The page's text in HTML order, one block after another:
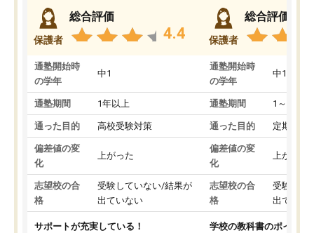
保護者
総合評価
4.4
通塾開始時
の学年
中1
通塾期間 1年以上
通った目的 高校受験対策
偏差値の変
化
上がった
志望校の合
格
受験していない/結果が
出ていない
サポートが充実している！
保護者
総合評価
通塾開始時
の学年
中1
通塾期間 1～3ヵ月
通った目的 定期テス
偏差値の変
化
上がった
志望校の合
格
受験して
出ていな
学校の教科書のポイント